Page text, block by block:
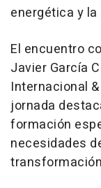
energética y
El encuentro
Javier García
Internacional
jornada
formación
necesidades